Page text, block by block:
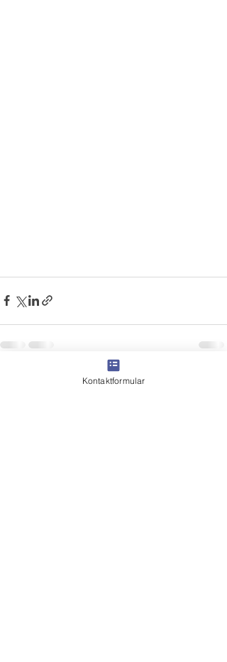
Aktuelle BeiträgeKontaktformular